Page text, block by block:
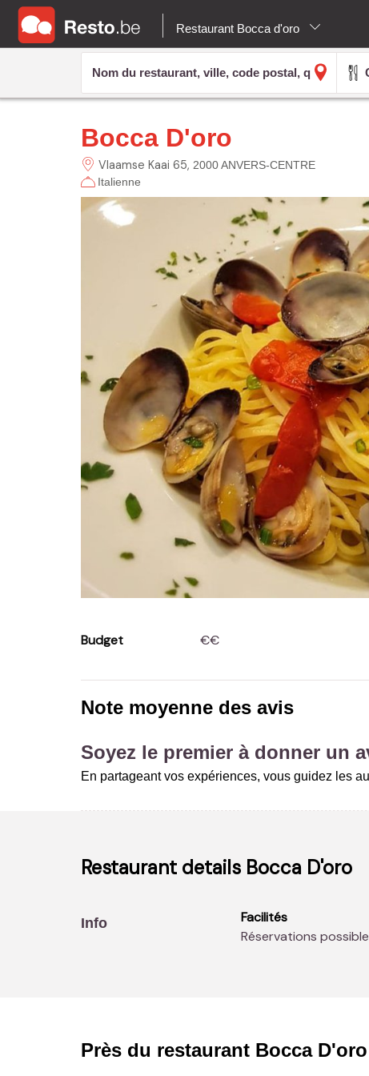
Restaurant Bocca d'oro
Bocca D'oro
Vlaamse Kaai 65 2000 ANVERS-CENTRE
Italienne
Budget €€
Note moyenne des avis
Soyez le premier à donner un
En partageant vos expériences, vous guidez les
Restaurant details Bocca D'oro
Info
Facilités
Réservations
Près du restaurant Bocca D'oro